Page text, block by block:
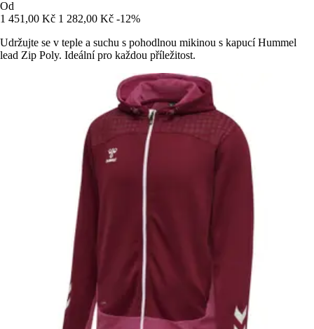
Od
1 451,00 Kč 1 282,00 Kč -12%
Udržujte se v teple a suchu s pohodlnou mikinou s kapucí Hummel
lead Zip Poly. Ideální pro každou příležitost.